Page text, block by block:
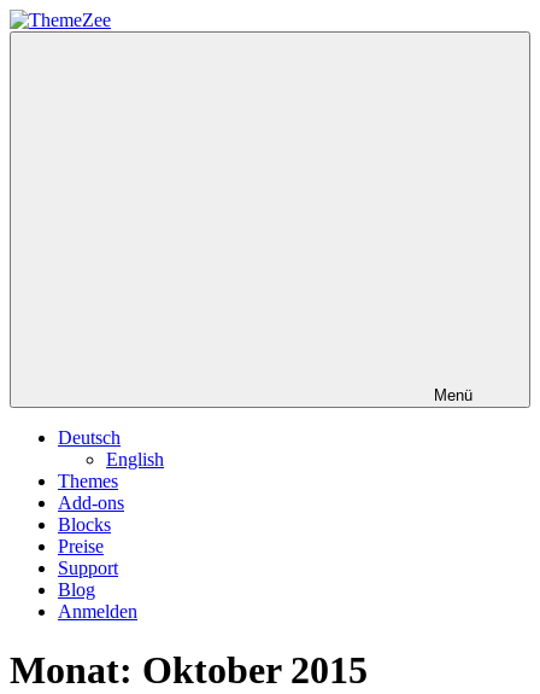
Zum
Inhalt
ThemeZee
Menü
Deutsch
English
Themes
Add-ons
Blocks
Preise
Support
Blog
Anmelden
Monat: Oktober 2015